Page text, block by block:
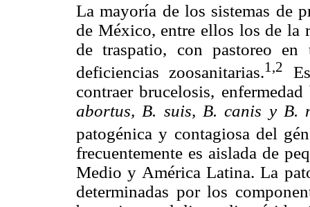
La mayoría de los sistemas de
de México, entre ellos los de la
de traspatio, con pastoreo en
deficiencias zoosanitarias.1,2
contraer brucelosis,
abortus, B. suis, B. canis y B.
patogénica y contagiosa del
frecuentemente es aislada de
Medio y América Latina. La
determinadas por los